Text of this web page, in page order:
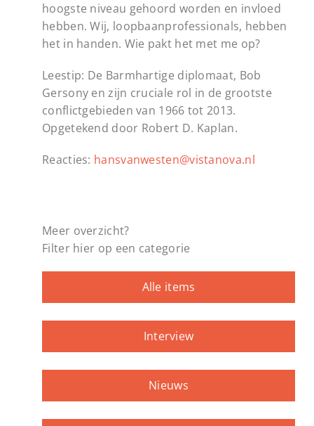
hoogste niveau gehoord worden en invloed
hebben. Wij, loopbaanprofessionals, hebben
het in handen. Wie pakt het met me op?
Leestip: De Barmhartige diplomaat, Bob
Gersony en zijn cruciale rol in de grootste
conflictgebieden van 1966 tot 2013.
Opgetekend door Robert D. Kaplan.
Reacties: hansvanwesten@vistanova.nl
Meer overzicht?
Filter hier op een categorie
Alle items
Interview
Nieuws